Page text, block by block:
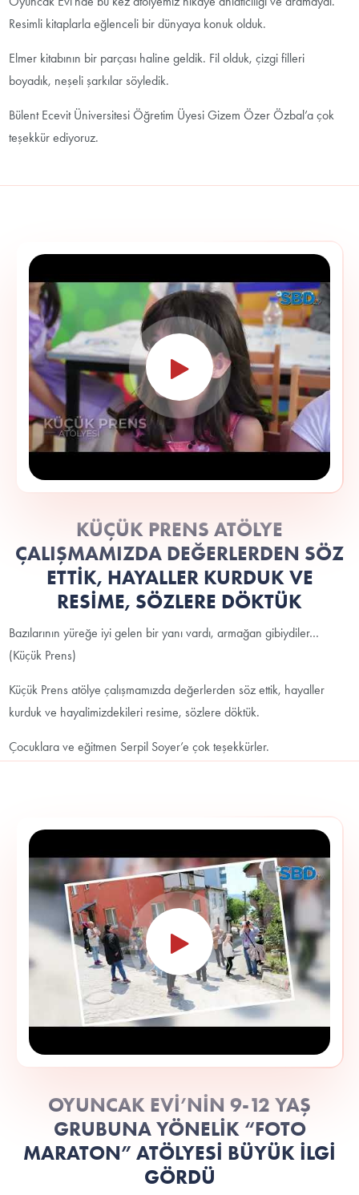
Resimli kitaplarla eğlenceli bir dünyaya konuk olduk.
Elmer kitabının bir parçası haline geldik. Fil olduk, çizgi filleri
boyadık, neşeli şarkılar söyledik.
Bülent Ecevit Üniversitesi Öğretim Üyesi Gizem Özer Özbal’a çok
teşekkür ediyoruz.
KÜÇÜK PRENS ATÖLYE
ÇALIŞMAMIZDA DEĞERLERDEN SÖZ
ETTİK, HAYALLER KURDUK VE
RESİME, SÖZLERE DÖKTÜK
Bazılarının yüreğe iyi gelen bir yanı vardı, armağan gibiydiler…
(Küçük Prens)
Küçük Prens atölye çalışmamızda değerlerden söz ettik, hayaller
kurduk ve hayalimizdekileri resime, sözlere döktük.
Çocuklara ve eğitmen Serpil Soyer’e çok teşekkürler.
OYUNCAK EVİ’NİN 9-12 YAŞ
GRUBUNA YÖNELİK “FOTO
MARATON” ATÖLYESİ BÜYÜK İLGİ
GÖRDÜ